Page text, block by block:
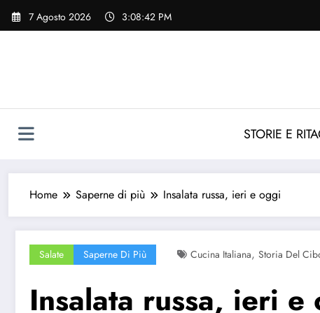
Vai
7 Agosto 2026 3:08:44 PM
STORIE E
Home Saperne di più Insalata russa, ieri e oggi
Salate Saperne Di Più Cucina Italiana, Storia Del
Insalata russa, ieri e